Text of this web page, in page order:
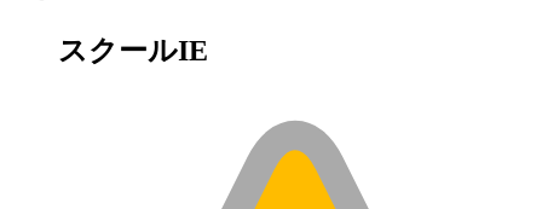
スクールIE